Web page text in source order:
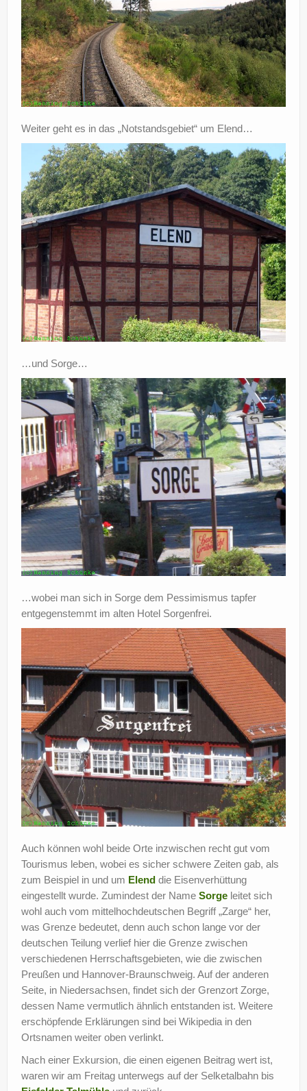
Weiter geht es in das „Notstandsgebiet“ um Elend…
…und Sorge…
…wobei man sich in Sorge dem Pessimismus tapfer
entgegenstemmt im alten Hotel Sorgenfrei.
Auch können wohl beide Orte inzwischen recht gut vom
Tourismus leben, wobei es sicher schwere Zeiten gab, als
zum Beispiel in und um Elend die Eisenverhüttung
eingestellt wurde. Zumindest der Name Sorge leitet sich
wohl auch vom mittelhochdeutschen Begriff „Zarge“ her,
was Grenze bedeutet, denn auch schon lange vor der
deutschen Teilung verlief hier die Grenze zwischen
verschiedenen Herrschaftsgebieten, wie die zwischen
Preußen und Hannover-Braunschweig. Auf der anderen
Seite, in Niedersachsen, findet sich der Grenzort Zorge,
dessen Name vermutlich ähnlich entstanden ist. Weitere
erschöpfende Erklärungen sind bei Wikipedia in den
Ortsnamen weiter oben verlinkt.
Nach einer Exkursion, die einen eigenen Beitrag wert ist,
waren wir am Freitag unterwegs auf der Selketalbahn bis